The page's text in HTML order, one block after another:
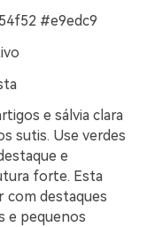
#e9edc9
e sálvia clara
sutis. Use verdes
e
forte. Esta
com destaques
e pequenos